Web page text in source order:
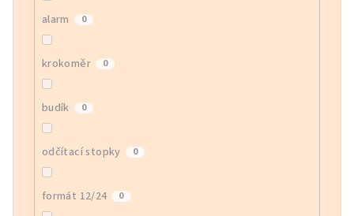
alarm 0
krokoměr 0
budík 0
odčítací stopky 0
formát 12/24 0